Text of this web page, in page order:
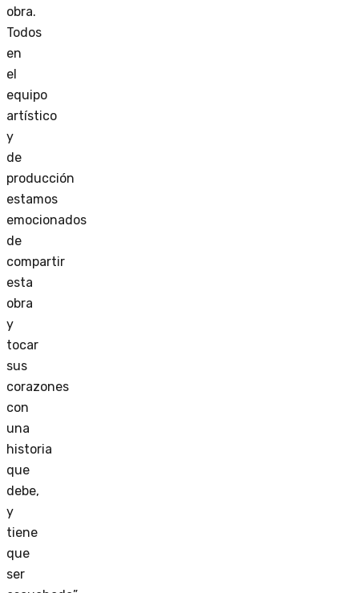
obra.
Todos
en
el
equipo
artístico
y
de
producción
estamos
emocionados
de
compartir
esta
obra
y
tocar
sus
corazones
con
una
historia
que
debe,
y
tiene
que
ser